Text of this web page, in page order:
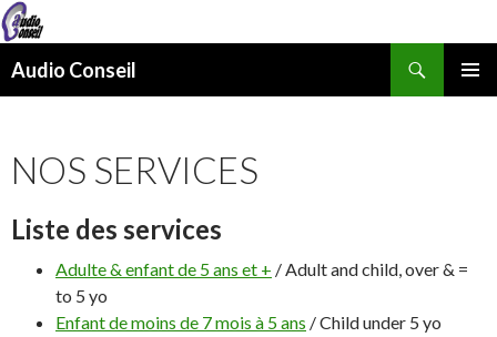
Audio Conseil
NOS SERVICES
Liste des services
Adulte & enfant de 5 ans et + / Adult and child, over & =
to 5 yo
Enfant de moins de 7 mois à 5 ans / Child under 5 yo